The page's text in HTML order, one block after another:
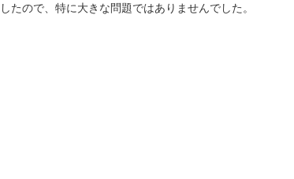
ので、特に大きな問題ではありませんでした。